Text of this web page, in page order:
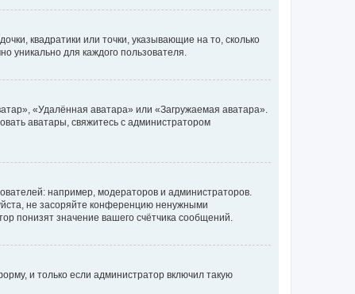
квадратики или точки, указывающие на то, сколько
уникально для каждого пользователя.
«Удалённая аватара» или «Загружаемая аватара».
аватары, свяжитесь с администратором
например, модераторов и администраторов.
не засоряйте конференцию ненужными
понизят значение вашего счётчика сообщений.
и только если администратор включил такую